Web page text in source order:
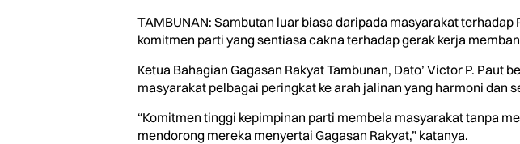
TAMBUNAN: Sambutan luar biasa daripada masyarakat
komitmen parti yang sentiasa cakna terhadap gerak kerja
Ketua Bahagian Gagasan Rakyat Tambunan, Dato’ Victor P.
masyarakat pelbagai peringkat ke arah jalinan yang harmoni dan
“Komitmen tinggi kepimpinan parti membela masyarakat tanpa
mendorong mereka menyertai Gagasan Rakyat,” katanya.